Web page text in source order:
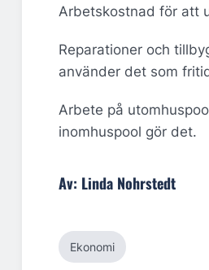
Arbetskostnad för att
Reparationer och
använder det som
Arbete på
inomhuspool gör det.
Av: Linda Nohrstedt
Ekonomi